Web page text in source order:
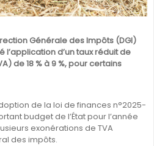
Générale des Impôts (DGI)
l’application d’un taux réduit de
de 18 % à 9 %, pour certains
de la loi de finances n°2025-
budget de l’État pour l’année
exonérations de TVA
des impôts.